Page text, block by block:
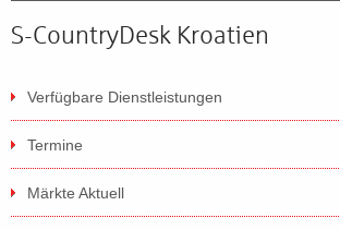
S-CountryDesk Kroatien
Verfügbare Dienstleistungen
Termine
Märkte Aktuell